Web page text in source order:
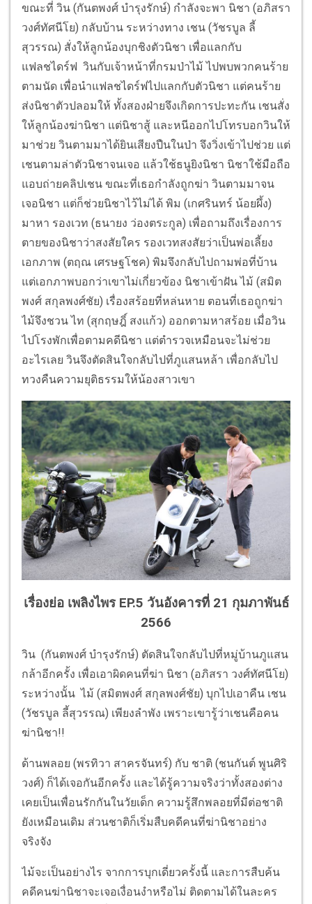
ขณะที่ วิน (กันตพงศ์ บำรุงรักษ์) กำลังจะพา นิชา (อภิสรา
วงศ์ทัศนีโย) กลับบ้าน ระหว่างทาง เชน (วัชรบูล ลี้
สุวรรณ) สั่งให้ลูกน้องบุกชิงตัวนิชา เพื่อแลกกับ
แฟลชไดร์ฟ วินกับเจ้าหน้าที่กรมป่าไม้ ไปพบพวกคนร้าย
ตามนัด เพื่อนำแฟลชไดร์ฟไปแลกกับตัวนิชา แต่คนร้าย
ส่งนิชาตัวปลอมให้ ทั้งสองฝ่ายจึงเกิดการปะทะกัน เชนสั่ง
ให้ลูกน้องฆ่านิชา แต่นิชาสู้ และหนีออกไปโทรบอกวินให้
มาช่วย วินตามมาได้ยินเสียงปืนในป่า จึงวิ่งเข้าไปช่วย แต่
เชนตามล่าตัวนิชาจนเจอ แล้วใช้ธนูยิงนิชา นิชาใช้มือถือ
แอบถ่ายคลิปเชน ขณะที่เธอกำลังถูกฆ่า วินตามมาจน
เจอนิชา แต่ก็ช่วยนิชาไว้ไม่ได้ พิม (เกศรินทร์ น้อยผึ้ง)
มาหา รองเวท (ธนายง ว่องตระกูล) เพื่อถามถึงเรื่องการ
ตายของนิชาว่าสงสัยใคร รองเวทสงสัยว่าเป็นพ่อเลี้ยง
เอกภาพ (ตฤณ เศรษฐโชค) พิมจึงกลับไปถามพ่อที่บ้าน
แต่เอกภาพบอกว่าเขาไม่เกี่ยวข้อง นิชาเข้าฝัน ไม้ (สมิต
พงศ์ สกุลพงศ์ชัย) เรื่องสร้อยที่หล่นหาย ตอนที่เธอถูกฆ่า
ไม้จึงชวน ไท (สุกฤษฎิ์ สงแก้ว) ออกตามหาสร้อย เมื่อวิน
ไปโรงพักเพื่อตามคดีนิชา แต่ตำรวจเหมือนจะไม่ช่วย
อะไรเลย วินจึงตัดสินใจกลับไปที่ภูแสนหล้า เพื่อกลับไป
ทวงคืนความยุติธรรมให้น้องสาวเขา
เรื่องย่อ เพลิงไพร EP.5 วันอังคารที่ 21 กุมภาพันธ์
2566
วิน (กันตพงศ์ บำรุงรักษ์) ตัดสินใจกลับไปที่หมู่บ้านภูแสน
กล้าอีกครั้ง เพื่อเอาผิดคนที่ฆ่า นิชา (อภิสรา วงศ์ทัศนีโย)
ระหว่างนั้น ไม้ (สมิตพงศ์ สกุลพงศ์ชัย) บุกไปเอาคืน เชน
(วัชรบูล ลี้สุวรรณ) เพียงลำพัง เพราะเขารู้ว่าเชนคือคน
ฆ่านิชา!!
ด้านพลอย (พรทิวา สาครจันทร์) กับ ชาติ (ชนกันต์ พูนศิริ
วงศ์) ก็ได้เจอกันอีกครั้ง และได้รู้ความจริงว่าทั้งสองต่าง
เคยเป็นเพื่อนรักกันในวัยเด็ก ความรู้สึกพลอยที่มีต่อชาติ
ยังเหมือนเดิม ส่วนชาติก็เริ่มสืบคดีคนที่ฆ่านิชาอย่าง
จริงจัง
ไม้จะเป็นอย่างไร จากการบุกเดี่ยวครั้งนี้ และการสืบค้น
คดีคนฆ่านิชาจะเจอเงื่อนงำหรือไม่ ติดตามได้ในละคร